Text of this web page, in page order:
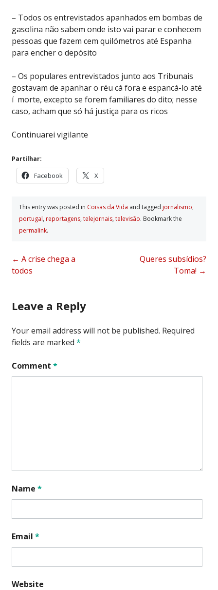
– Todos os entrevistados apanhados em bombas de
gasolina não sabem onde isto vai parar e conhecem
pessoas que fazem cem quilómetros até Espanha
para encher o depósito
– Os populares entrevistados junto aos Tribunais
gostavam de apanhar o réu cá fora e espancá-lo até
í morte, excepto se forem familiares do dito; nesse
caso, acham que só há justiça para os ricos
Continuarei vigilante
Partilhar:
Facebook X
This entry was posted in Coisas da Vida and tagged jornalismo,
portugal, reportagens, telejornais, televisão. Bookmark the
permalink.
Post
navigation
← A crise chega a
todos
Queres subsídios?
Toma! →
Leave a Reply
Your email address will not be published. Required
fields are marked *
Comment *
Name *
Email *
Website